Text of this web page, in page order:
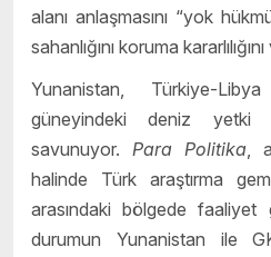
alanı anlaşmasını “yok
sahanlığını koruma
Yunanistan, Türkiye-Libya
güneyindeki deniz yetki
savunuyor. Para Politika,
halinde Türk araştırma
arasındaki bölgede
durumun Yunanistan ile